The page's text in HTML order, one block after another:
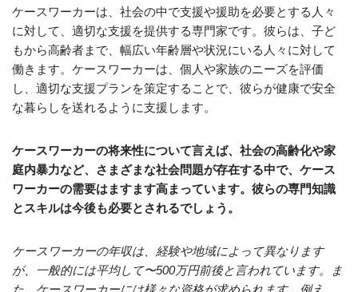
ケースワーカーは、社会の中で支援や援助を必要とする人々
に対して、適切な支援を提供する専門家です。彼らは、子ど
もから高齢者まで、幅広い年齢層や状況にいる人々に対して
働きます。ケースワーカーは、個人や家族のニーズを評価
し、適切な支援プランを策定することで、彼らが健康で安全
な暮らしを送れるように支援します。
ケースワーカーの将来性について言えば、社会の高齢化や家
庭内暴力など、さまざまな社会問題が存在する中で、ケース
ワーカーの需要はますます高まっています。彼らの専門知識
とスキルは今後も必要とされるでしょう。
ケースワーカーの年収は、経験や地域によって異なります
が、一般的には平均して〜500万円前後と言われています。ま
た、ケースワーカーには様々な資格が求められます。例え